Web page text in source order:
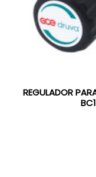
REGULADOR